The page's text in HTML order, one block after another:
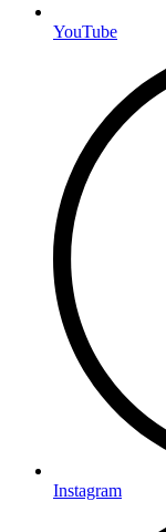
YouTube
Instagram